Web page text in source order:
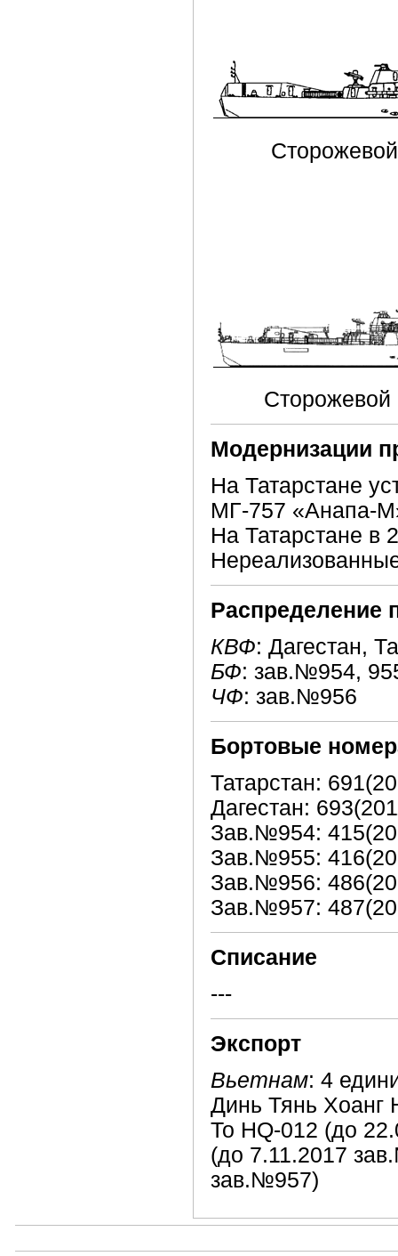
Сторожевой
Модернизации
На Татарстане
МГ-757 «Анапа-
На Татарстане
Распределение
КВФ: Дагестан,
БФ: зав.№954,
ЧФ: зав.№956
Бортовые
Татарстан:
Дагестан:
Зав.№954:
Зав.№955:
Зав.№956:
Зав.№957:
Списание
---
Экспорт
Вьетнам: 4
Динь Тянь Хоанг
То HQ-012 (до
(до 7.11.2017
зав.№957)